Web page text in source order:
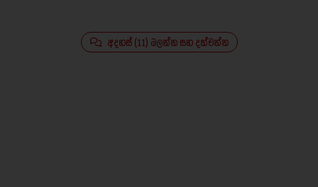
අදහස් (11) බලන්න සහ දක්වන්න